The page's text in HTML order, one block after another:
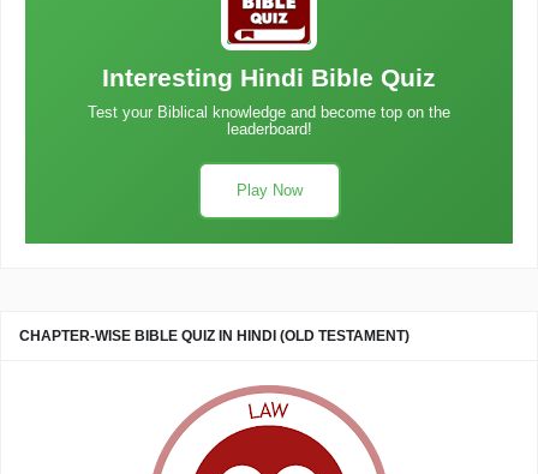
Interesting Hindi Bible Quiz
Test your Biblical knowledge and become top on the
leaderboard!
Play Now
CHAPTER-WISE BIBLE QUIZ IN HINDI (OLD TESTAMENT)